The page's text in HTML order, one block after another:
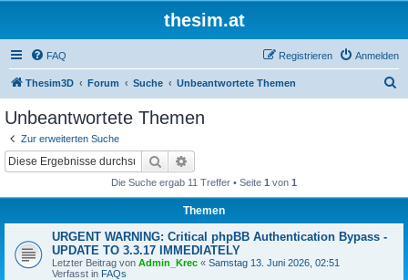
thesim.at
FAQ Anmelden
Registrieren
Thesim3D Forum Suche Unbeantwortete Themen
Unbeantwortete Themen
Zur erweiterten Suche
Suche
Die Suche ergab 11 Treffer • Seite 1 von 1
Themen
URGENT WARNING: Critical phpBB Authentication Bypass -
UPDATE TO 3.3.17 IMMEDIATELY
Letzter Beitrag von Admin_Krec « Samstag 13. Juni 2026, 02:51
Verfasst in FAQs